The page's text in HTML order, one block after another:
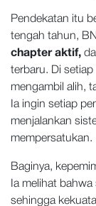
Pendekatan itu
tengah tahun,
chapter aktif,
terbaru. Di
mengambil alih,
Ia ingin setiap
menjalankan
mempersatukan.
Baginya,
Ia melihat
sehingga